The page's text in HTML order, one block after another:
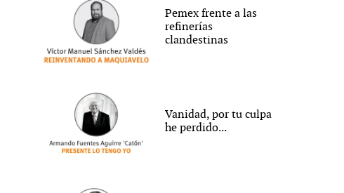
Pemex frente a las
refinerías
clandestinas
Vanidad, por tu culpa
he perdido...